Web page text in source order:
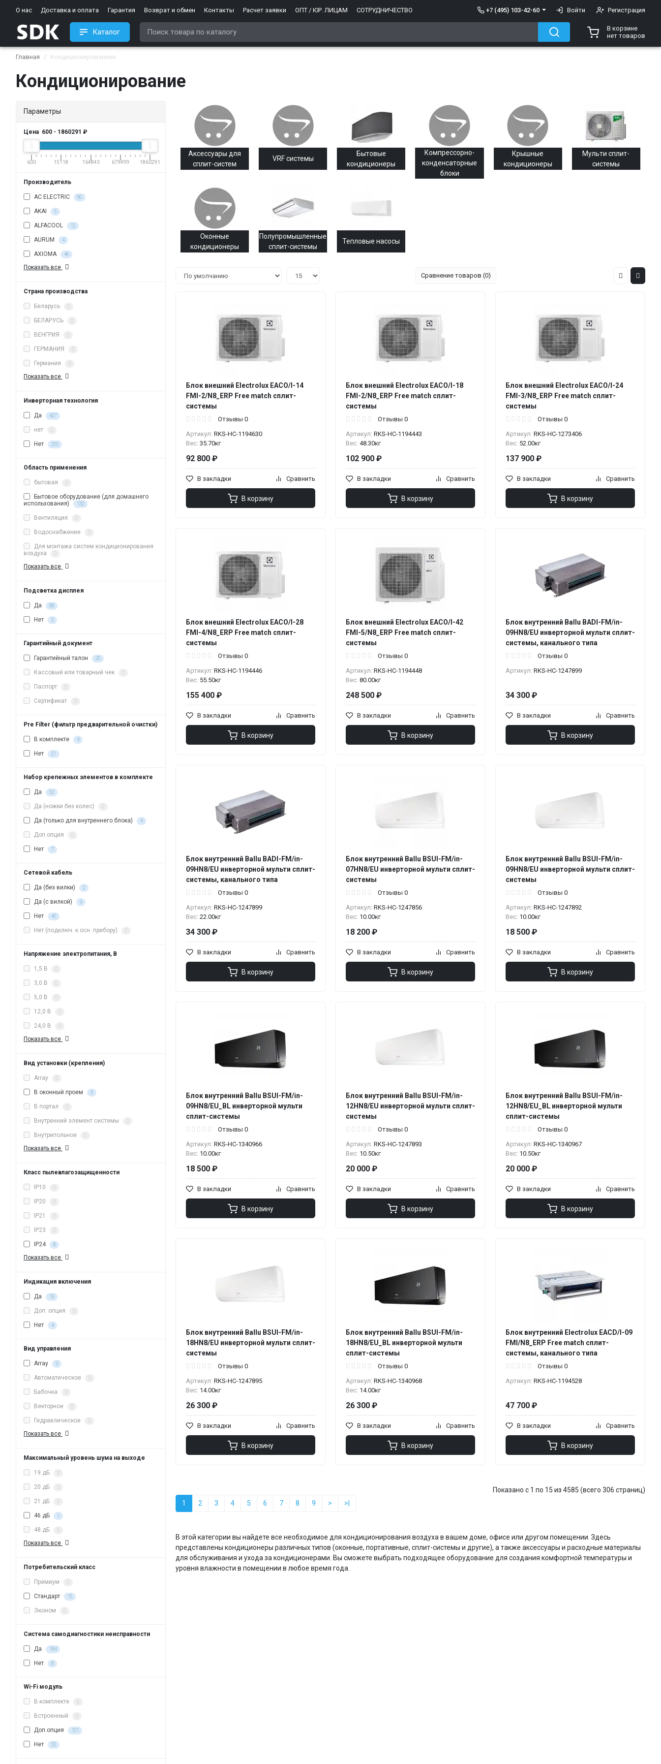
О нас Доставка и оплата Гарантия Возврат и обмен Контакты Расчет заявки ОПТ / ЮР. ЛИЦАМ СОТРУДНИЧЕСТВО +7 (495) 103-42-60 Войти Регистрация
Каталог
В корзине
нет товаров
Главная Кондиционированиее
Кондиционирование
Параметры
Цена 600 - 1860291 ₽
600 15118 164843 679499 1860291
Производитель
AC ELECTRIC 80
AKAI 5
ALFACOOL 12
AURUM 4
AXIOMA 46
Показать все
Страна производства
Беларусь 0
БЕЛАРУСЬ 0
ВЕНГРИЯ 0
ГЕРМАНИЯ 0
Германия 0
Показать все
Инверторная технология
Да 427
нет 0
Нет 255
Область применения
бытовая 0
Бытовое оборудование (для домашнего
использования)
132
Вентиляция 0
Водоснабжение 0
Для монтажа систем кондиционирования
воздуха
0
Показать все
Подсветка дисплея
Да 88
Нет 2
Гарантийный документ
Гарантийный талон 25
Кассовый или товарный чек 0
Паспорт 0
Сертификат 0
Pre Filter (фильтр предварительной очистки)
В комплекте 4
Нет 21
Набор крепежных элементов в комплекте
Да 50
Да (ножки без колес) 0
Да (только для внутреннего блока) 4
Доп.опция 0
Нет 7
Сетевой кабель
Да (без вилки) 2
Да (с вилкой) 9
Нет 40
Нет (подключ. к осн. прибору) 0
Напряжение электропитания, В
1,5 В 0
3,0 В 0
5,0 В 0
12,0 В 0
24,0 В 0
Показать все
Вид установки (крепления)
Array 0
В оконный проем 3
В портал 0
Внутренний элемент системы 0
Внутрипольное 0
Показать все
Класс пылевлагозащищенности
IP10 0
IP20 0
IP21 0
IP23 0
IP24 8
Показать все
Индикация включения
Да 19
Доп. опция 0
Нет 4
Вид управления
Array 9
Автоматическое 0
Бабочка 0
Векторное 0
Гидравлическое 0
Показать все
Максимальный уровень шума на выходе
19 дБ 0
20 дБ 0
21 дБ 0
46 дБ 1
48 дБ 0
Показать все
Потребительский класс
Премиум 0
Стандарт 15
Эконом 0
Система самодиагностики неисправности
Да 184
Нет 8
Wi-Fi модуль
В комплекте 0
Встроенный 0
Доп.опция 101
Нет 25
Аксессуары для
сплит-систем
VRF системы
Бытовые
кондиционеры
Компрессорно-
конденсаторные
блоки
Крышные
кондиционеры
Мульти сплит-
системы
Оконные
кондиционеры
Полупромышленные
сплит-системы
Тепловые насосы
Сравнение товаров (0)
Блок внешний Electrolux EACO/I-14
FMI-2/N8_ERP Free match сплит-
системы
Отзывы 0
Артикул: RKS-НС-1194630
Вес: 35.70кг
92 800 ₽
В закладки Сравнить
В корзину
Блок внешний Electrolux EACO/I-18
FMI-2/N8_ERP Free match сплит-
системы
Отзывы 0
Артикул: RKS-НС-1194443
Вес: 48.30кг
102 900 ₽
В закладки Сравнить
В корзину
Блок внешний Electrolux EACO/I-24
FMI-3/N8_ERP Free match сплит-
системы
Отзывы 0
Артикул: RKS-НС-1273406
Вес: 52.00кг
137 900 ₽
В закладки Сравнить
В корзину
Блок внешний Electrolux EACO/I-28
FMI-4/N8_ERP Free match сплит-
системы
Отзывы 0
Артикул: RKS-НС-1194446
Вес: 55.50кг
155 400 ₽
В закладки Сравнить
В корзину
Блок внешний Electrolux EACO/I-42
FMI-5/N8_ERP Free match сплит-
системы
Отзывы 0
Артикул: RKS-НС-1194448
Вес: 80.00кг
248 500 ₽
В закладки Сравнить
В корзину
Блок внутренний Ballu BADI-FM/in-
09HN8/EU инверторной мульти сплит-
системы, канального типа
Отзывы 0
Артикул: RKS-НС-1247899
34 300 ₽
В закладки Сравнить
В корзину
Блок внутренний Ballu BADI-FM/in-
09HN8/EU инверторной мульти сплит-
системы, канального типа
Отзывы 0
Артикул: RKS-НС-1247899
Вес: 22.00кг
34 300 ₽
В закладки Сравнить
В корзину
Блок внутренний Ballu BSUI-FM/in-
07HN8/EU инверторной мульти сплит-
системы
Отзывы 0
Артикул: RKS-НС-1247856
Вес: 10.00кг
18 200 ₽
В закладки Сравнить
В корзину
Блок внутренний Ballu BSUI-FM/in-
09HN8/EU инверторной мульти сплит-
системы
Отзывы 0
Артикул: RKS-НС-1247892
Вес: 10.00кг
18 500 ₽
В закладки Сравнить
В корзину
Блок внутренний Ballu BSUI-FM/in-
09HN8/EU_BL инверторной мульти
сплит-системы
Отзывы 0
Артикул: RKS-НС-1340966
Вес: 10.00кг
18 500 ₽
В закладки Сравнить
В корзину
Блок внутренний Ballu BSUI-FM/in-
12HN8/EU инверторной мульти сплит-
системы
Отзывы 0
Артикул: RKS-НС-1247893
Вес: 10.50кг
20 000 ₽
В закладки Сравнить
В корзину
Блок внутренний Ballu BSUI-FM/in-
12HN8/EU_BL инверторной мульти
сплит-системы
Отзывы 0
Артикул: RKS-НС-1340967
Вес: 10.50кг
20 000 ₽
В закладки Сравнить
В корзину
Блок внутренний Ballu BSUI-FM/in-
18HN8/EU инверторной мульти сплит-
системы
Отзывы 0
Артикул: RKS-НС-1247895
Вес: 14.00кг
26 300 ₽
В закладки Сравнить
В корзину
Блок внутренний Ballu BSUI-FM/in-
18HN8/EU_BL инверторной мульти
сплит-системы
Отзывы 0
Артикул: RKS-НС-1340968
Вес: 14.00кг
26 300 ₽
В закладки Сравнить
В корзину
Блок внутренний Electrolux EACD/I-09
FMI/N8_ERP Free match сплит-
системы, канального типа
Отзывы 0
Артикул: RKS-НС-1194528
47 700 ₽
В закладки Сравнить
В корзину
1 2 3 4 5 6 7 8 9 > >|
Показано с 1 по 15 из 4585 (всего 306 страниц)
В этой категории вы найдете все необходимое для кондиционирования воздуха в вашем доме, офисе или другом помещении. Здесь
представлены кондиционеры различных типов (оконные, портативные, сплит-системы и другие), а также аксессуары и расходные материалы
для обслуживания и ухода за кондиционерами. Вы сможете выбрать подходящее оборудование для создания комфортной температуры и
уровня влажности в помещении в любое время года.